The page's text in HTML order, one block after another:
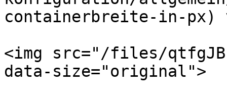
containerbreite-in-px)
<img src="/files/
data-size="original">